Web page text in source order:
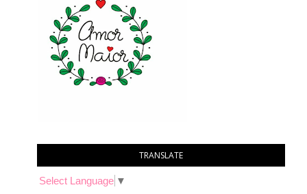
TRANSLATE
Select Language ▼